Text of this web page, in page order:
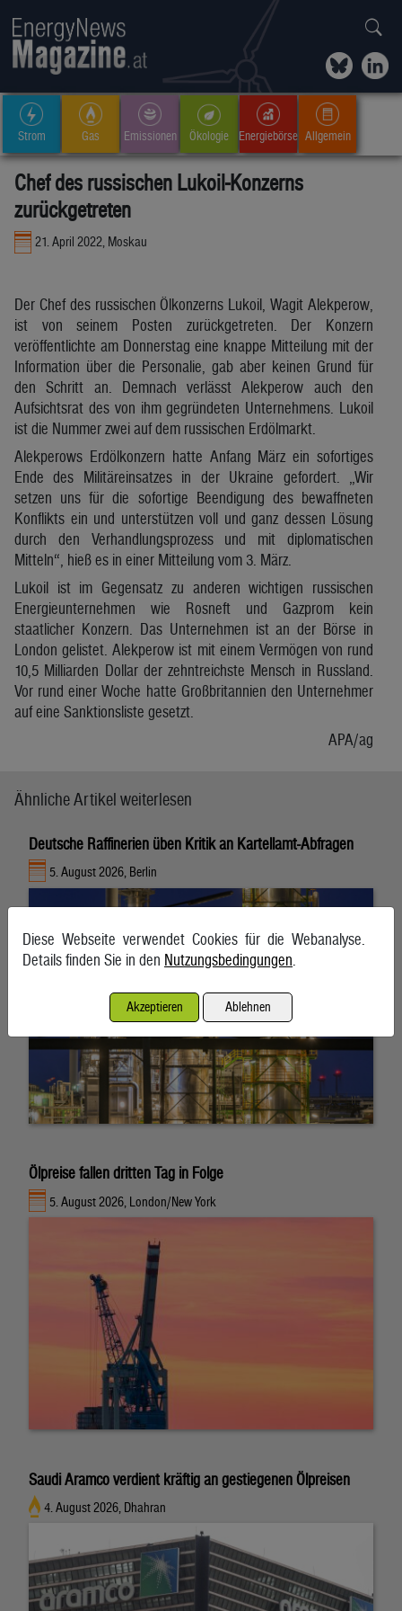
Strom Gas Emissionen Ökologie Energiebörse Allgemein
Chef des russischen Lukoil-Konzerns
zurückgetreten
21. April 2022, Moskau
Der Chef des russischen Ölkonzerns Lukoil, Wagit Alekperow,
ist von seinem Posten zurückgetreten. Der Konzern
veröffentlichte am Donnerstag eine knappe Mitteilung mit der
Information über die Personalie, gab aber keinen Grund für
den Schritt an. Demnach verlässt Alekperow auch den
Aufsichtsrat des von ihm gegründeten Unternehmens. Lukoil
ist die Nummer zwei auf dem russischen Erdölmarkt.
Alekperows Erdölkonzern hatte Anfang März ein sofortiges
Ende des Militäreinsatzes in der Ukraine gefordert. „Wir
setzen uns für die sofortige Beendigung des bewaffneten
Konflikts ein und unterstützen voll und ganz dessen Lösung
durch den Verhandlungsprozess und mit diplomatischen
Mitteln“, hieß es in einer Mitteilung vom 3. März.
Lukoil ist im Gegensatz zu anderen wichtigen russischen
Energieunternehmen wie Rosneft und Gazprom kein
staatlicher Konzern. Das Unternehmen ist an der Börse in
London gelistet. Alekperow ist mit einem Vermögen von rund
10,5 Milliarden Dollar der zehntreichste Mensch in Russland.
Vor rund einer Woche hatte Großbritannien den Unternehmer
auf eine Sanktionsliste gesetzt.
APA/ag
Ähnliche Artikel weiterlesen
Deutsche Raffinerien üben Kritik an Kartellamt-Abfragen
5. August 2026, Berlin
Ölpreise fallen dritten Tag in Folge
5. August 2026, London/New York
Saudi Aramco verdient kräftig an gestiegenen Ölpreisen
4. August 2026, Dhahran
Diese Webseite verwendet Cookies für die Webanalyse.
Details finden Sie in den Nutzungsbedingungen.
Akzeptieren Ablehnen